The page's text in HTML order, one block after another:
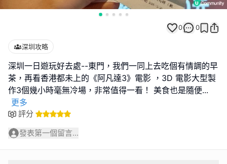
0 0
深圳攻略
深圳一日遊玩好去處--東門，我們一同上去吃個有情調的早
茶，再看香港都未上的《阿凡達3》電影 ，3D 電影大型製
作3個幾小時毫無冷場，非常值得一看！ 美食也是隨便...
更多
評分
發表第一個留言...